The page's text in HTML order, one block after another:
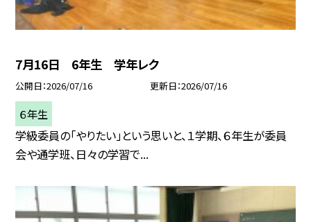
7月16日 6年生 学年レク
公開日 2026/07/16 更新日 2026/07/16
６年生
学級委員の「やりたい」という思いと、１学期、６年生が委員
会や通学班、日々の学習で...